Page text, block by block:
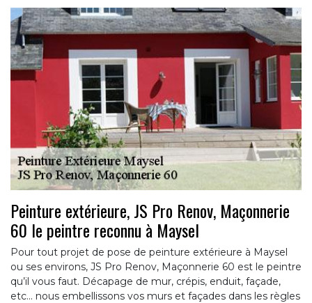
Peinture extérieure, JS Pro Renov, Maçonnerie
60 le peintre reconnu à Maysel
Pour tout projet de pose de peinture extérieure à Maysel
ou ses environs, JS Pro Renov, Maçonnerie 60 est le peintre
qu’il vous faut. Décapage de mur, crépis, enduit, façade,
etc... nous embellissons vos murs et façades dans les règles